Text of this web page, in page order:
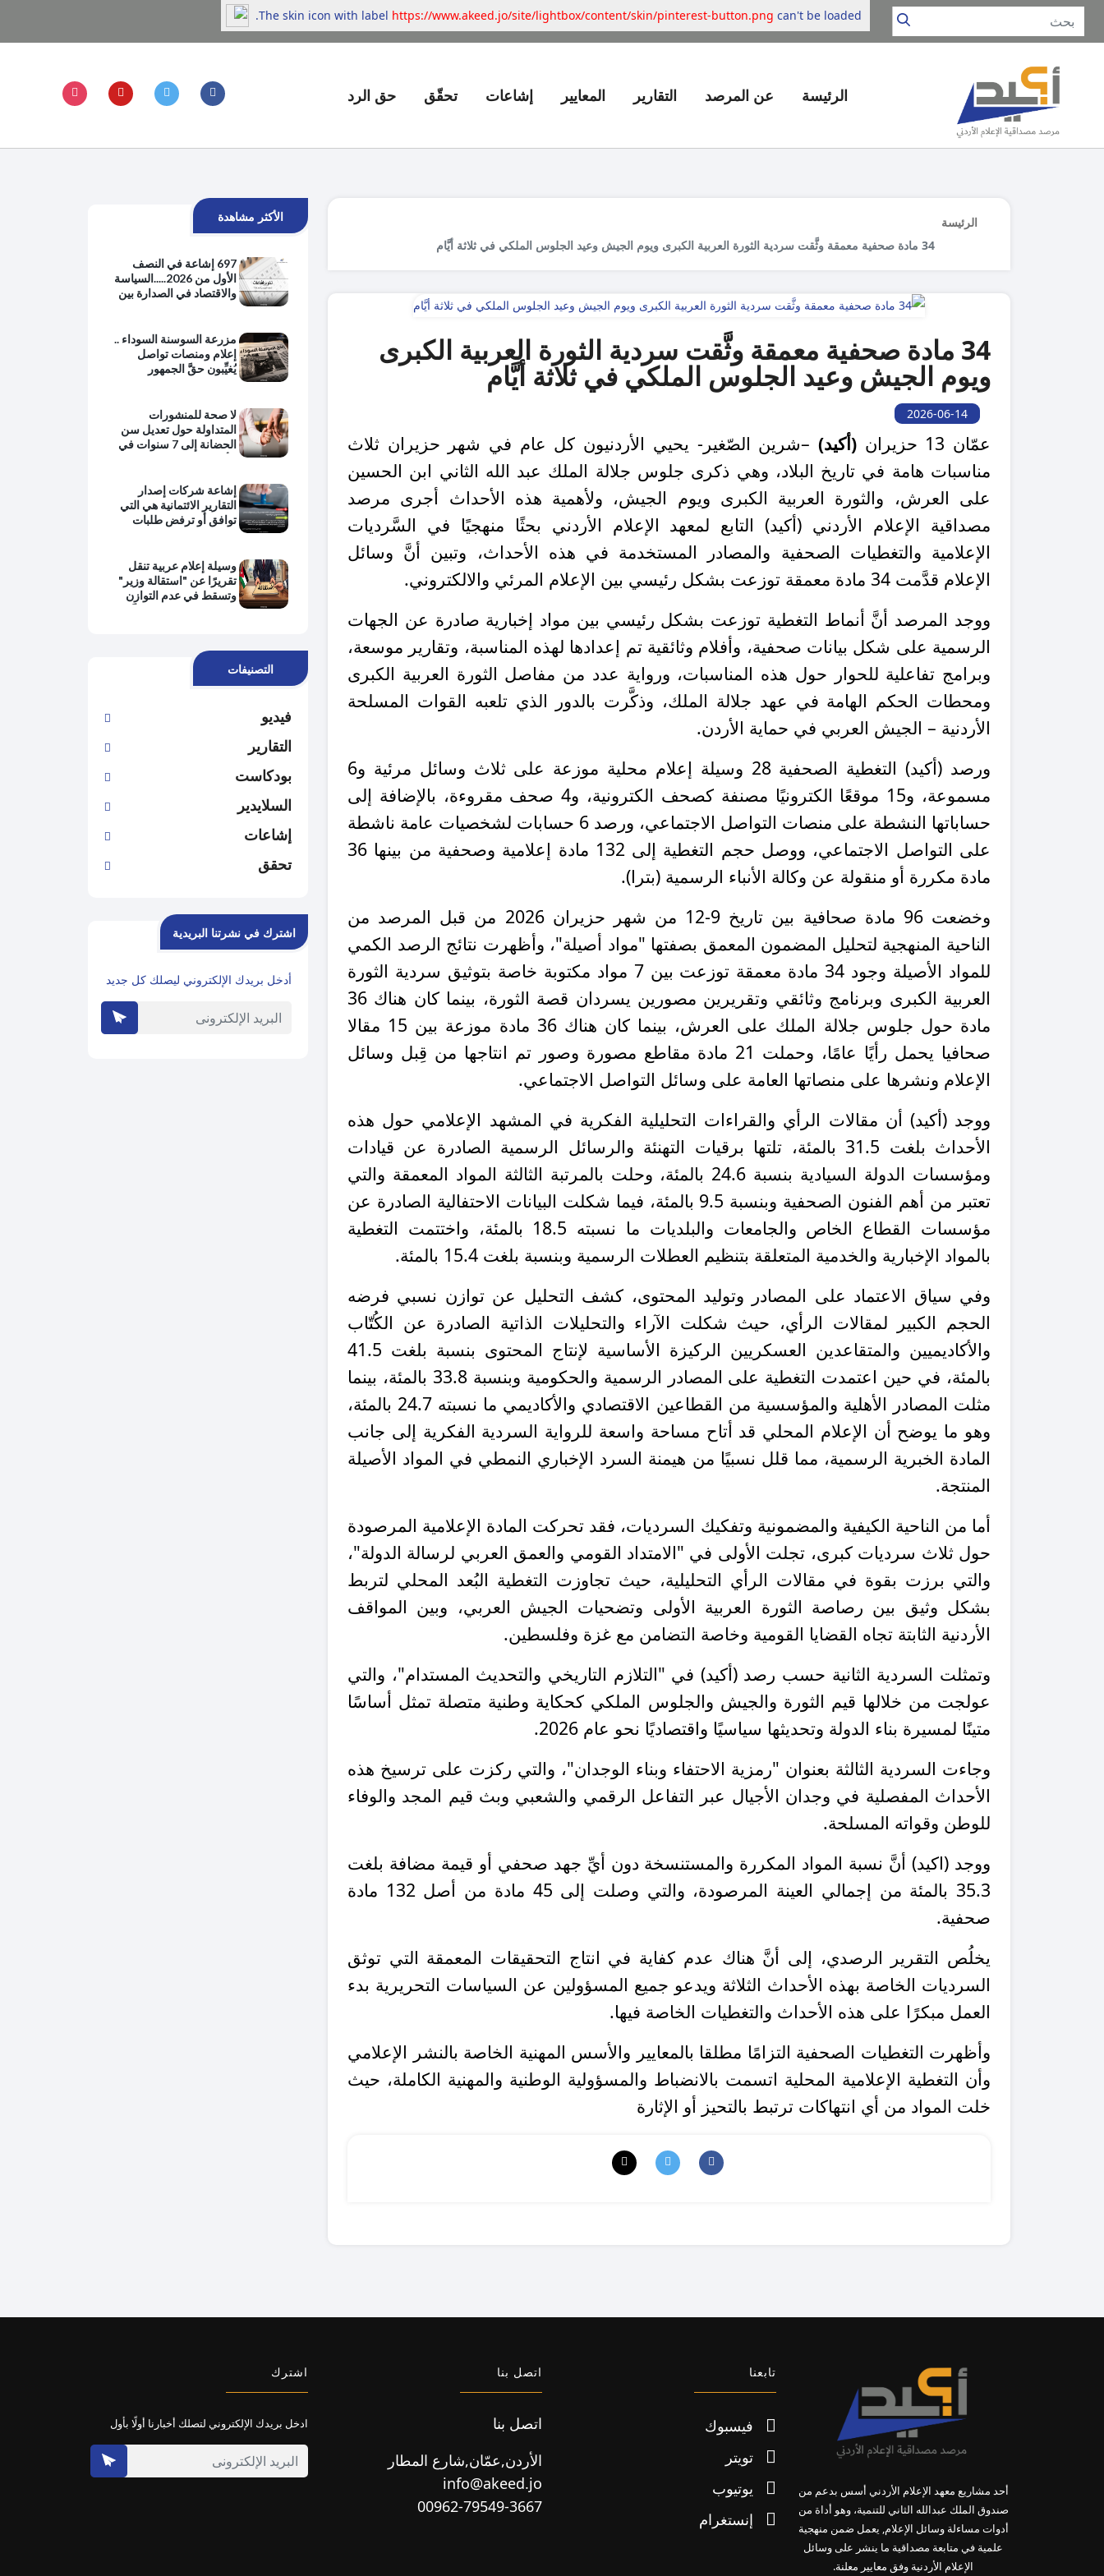
الرئيسة عن المرصد التقارير المعايير إشاعات تحقّق حق الرد
الرئيسة
34 مادة صحفية معمقة وثَّقت سردية الثورة العربية الكبرى ويوم الجيش وعيد الجلوس الملكي في ثلاثة أيَّام
34 مادة صحفية معمقة وثَّقت سردية الثورة العربية الكبرى
ويوم الجيش وعيد الجلوس الملكي في ثلاثة أيَّام
2026-06-14
عمّان 13 حزيران (أكيد) –شرين الصّغير- يحيي الأردنيون كل عام في شهر حزيران ثلاث
مناسبات هامة في تاريخ البلاد، وهي ذكرى جلوس جلالة الملك عبد الله الثاني ابن الحسين
على العرش، والثورة العربية الكبرى ويوم الجيش، ولأهمية هذه الأحداث أجرى مرصد
مصداقية الإعلام الأردني (أكيد) التابع لمعهد الإعلام الأردني بحثًا منهجيًا في السَّرديات
الإعلامية والتغطيات الصحفية والمصادر المستخدمة في هذه الأحداث، وتبين أنَّ وسائل
الإعلام قدَّمت 34 مادة معمقة توزعت بشكل رئيسي بين الإعلام المرئي والالكتروني.
ووجد المرصد أنَّ أنماط التغطية توزعت بشكل رئيسي بين مواد إخبارية صادرة عن الجهات
الرسمية على شكل بيانات صحفية، وأفلام وثائقية تم إعدادها لهذه المناسبة، وتقارير موسعة،
وبرامج تفاعلية للحوار حول هذه المناسبات، ورواية عدد من مفاصل الثورة العربية الكبرى
ومحطات الحكم الهامة في عهد جلالة الملك، وذكَّرت بالدور الذي تلعبه القوات المسلحة
الأردنية – الجيش العربي في حماية الأردن.
ورصد (أكيد) التغطية الصحفية 28 وسيلة إعلام محلية موزعة على ثلاث وسائل مرئية و6
مسموعة، و15 موقعًا الكترونيًا مصنفة كصحف الكترونية، و4 صحف مقروءة، بالإضافة إلى
حساباتها النشطة على منصات التواصل الاجتماعي، ورصد 6 حسابات لشخصيات عامة ناشطة
على التواصل الاجتماعي، ووصل حجم التغطية إلى 132 مادة إعلامية وصحفية من بينها 36
مادة مكررة أو منقولة عن وكالة الأنباء الرسمية (بترا).
وخضعت 96 مادة صحافية بين تاريخ 9-12 من شهر حزيران 2026 من قبل المرصد من
الناحية المنهجية لتحليل المضمون المعمق بصفتها "مواد أصيلة"، وأظهرت نتائج الرصد الكمي
للمواد الأصيلة وجود 34 مادة معمقة توزعت بين 7 مواد مكتوبة خاصة بتوثيق سردية الثورة
العربية الكبرى وبرنامج وثائقي وتقريرين مصورين يسردان قصة الثورة، بينما كان هناك 36
مادة حول جلوس جلالة الملك على العرش، بينما كان هناك 36 مادة موزعة بين 15 مقالا
صحافيا يحمل رأيًا عامًا، وحملت 21 مادة مقاطع مصورة وصور تم انتاجها من قِبل وسائل
الإعلام ونشرها على منصاتها العامة على وسائل التواصل الاجتماعي.
ووجد (أكيد) أن مقالات الرأي والقراءات التحليلية الفكرية في المشهد الإعلامي حول هذه
الأحداث بلغت 31.5 بالمئة، تلتها برقيات التهنئة والرسائل الرسمية الصادرة عن قيادات
ومؤسسات الدولة السيادية بنسبة 24.6 بالمئة، وحلت بالمرتبة الثالثة المواد المعمقة والتي
تعتبر من أهم الفنون الصحفية وبنسبة 9.5 بالمئة، فيما شكلت البيانات الاحتفالية الصادرة عن
مؤسسات القطاع الخاص والجامعات والبلديات ما نسبته 18.5 بالمئة، واختتمت التغطية
بالمواد الإخبارية والخدمية المتعلقة بتنظيم العطلات الرسمية وبنسبة بلغت 15.4 بالمئة.
وفي سياق الاعتماد على المصادر وتوليد المحتوى، كشف التحليل عن توازن نسبي فرضه
الحجم الكبير لمقالات الرأي، حيث شكلت الآراء والتحليلات الذاتية الصادرة عن الكُتّاب
والأكاديميين والمتقاعدين العسكريين الركيزة الأساسية لإنتاج المحتوى بنسبة بلغت 41.5
بالمئة، في حين اعتمدت التغطية على المصادر الرسمية والحكومية وبنسبة 33.8 بالمئة، بينما
مثلت المصادر الأهلية والمؤسسية من القطاعين الاقتصادي والأكاديمي ما نسبته 24.7 بالمئة،
وهو ما يوضح أن الإعلام المحلي قد أتاح مساحة واسعة للرواية السردية الفكرية إلى جانب
المادة الخبرية الرسمية، مما قلل نسبيًا من هيمنة السرد الإخباري النمطي في المواد الأصيلة
المنتجة.
أما من الناحية الكيفية والمضمونية وتفكيك السرديات، فقد تحركت المادة الإعلامية المرصودة
حول ثلاث سرديات كبرى، تجلت الأولى في "الامتداد القومي والعمق العربي لرسالة الدولة"،
والتي برزت بقوة في مقالات الرأي التحليلية، حيث تجاوزت التغطية البُعد المحلي لتربط
بشكل وثيق بين رصاصة الثورة العربية الأولى وتضحيات الجيش العربي، وبين المواقف
الأردنية الثابتة تجاه القضايا القومية وخاصة التضامن مع غزة وفلسطين.
وتمثلت السردية الثانية حسب رصد (أكيد) في "التلازم التاريخي والتحديث المستدام"، والتي
عولجت من خلالها قيم الثورة والجيش والجلوس الملكي كحكاية وطنية متصلة تمثل أساسًا
متينًا لمسيرة بناء الدولة وتحديثها سياسيًا واقتصاديًا نحو عام 2026.
وجاءت السردية الثالثة بعنوان "رمزية الاحتفاء وبناء الوجدان"، والتي ركزت على ترسيخ هذه
الأحداث المفصلية في وجدان الأجيال عبر التفاعل الرقمي والشعبي وبث قيم المجد والوفاء
للوطن وقواته المسلحة.
ووجد (اكيد) أنَّ نسبة المواد المكررة والمستنسخة دون أيِّ جهد صحفي أو قيمة مضافة بلغت
35.3 بالمئة من إجمالي العينة المرصودة، والتي وصلت إلى 45 مادة من أصل 132 مادة
صحفية.
يخلُص التقرير الرصدي، إلى أنَّ هناك عدم كفاية في انتاج التحقيقات المعمقة التي توثق
السرديات الخاصة بهذه الأحداث الثلاثة ويدعو جميع المسؤولين عن السياسات التحريرية بدء
العمل مبكرًا على هذه الأحداث والتغطيات الخاصة فيها.
وأظهرت التغطيات الصحفية التزامًا مطلقا بالمعايير والأسس المهنية الخاصة بالنشر الإعلامي
وأن التغطية الإعلامية المحلية اتسمت بالانضباط والمسؤولية الوطنية والمهنية الكاملة، حيث
خلت المواد من أي انتهاكات ترتبط بالتحيز أو الإثارة
الأكثر مشاهدة
697 إشاعة في النصف
الأول من 2026.....السياسة
والاقتصاد في الصدارة بين
مزرعة السوسنة السوداء ..
إعلام ومنصات تواصل
يُغيِّبون حقَّ الجمهور
وتطبيق القانون
لا صحة للمنشورات
المتداولة حول تعديل سن
الحضانة إلى 7 سنوات في
إشاعة شركات إصدار
التقارير الائتمانية هي التي
توافق أو ترفض طلبات
وسيلة إعلام عربية تنقل
تقريرًا عن "استقالة وزير"
وتسقط في عدم التوازن
التصنيفات
فيديو
التقارير
بودكاست
السلايدير
إشاعات
تحقق
اشترك في نشرتنا البريدية
أدخل بريدك الإلكتروني ليصلك كل جديد
أحد مشاريع معهد الإعلام الأردني أسس بدعم من
صندوق الملك عبدالله الثاني للتنمية، وهو أداة من
أدوات مساءلة وسائل الإعلام, يعمل ضمن منهجية
علمية في متابعة مصداقية ما ينشر على وسائل
الإعلام الأردنية وفق معايير معلنة.
تابعنا
فيسبوك
تويتر
يوتيوب
إنستغرام
اتصل بنا
اتصل بنا
الأردن,عمّان,شارع المطار
info@akeed.jo
00962-79549-3667
اشترك
ادخل بريدك الإلكتروني لتصلك أخبارنا أولًا بأول
The skin icon with label https://www.akeed.jo/site/lightbox/content/skin/pinterest-button.png can't be loaded.